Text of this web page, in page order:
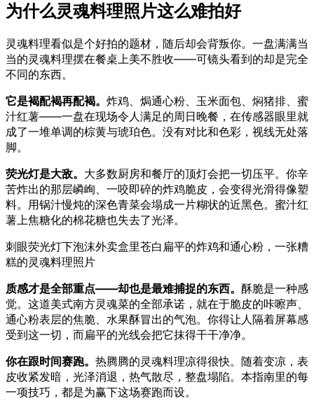
为什么灵魂料理照片这么难拍好
灵魂料理看似是个好拍的题材，随后却会背叛你。一盘满满当
当的灵魂料理摆在餐桌上美不胜收——可镜头看到的却是完全
不同的东西。
它是褐配褐再配褐。 炸鸡、焗通心粉、玉米面包、焖猪排、蜜
汁红薯——一盘在现场令人满足的周日晚餐，在传感器眼里就
成了一堆单调的棕黄与琥珀色。没有对比和色彩，视线无处落
脚。
荧光灯是大敌。 大多数厨房和餐厅的顶灯会把一切压平。你辛
苦炸出的那层嶙峋、一咬即碎的炸鸡脆皮，会变得光滑得像塑
料。用锅汁慢炖的深色青菜会塌成一片糊状的近黑色。蜜汁红
薯上焦糖化的棉花糖也失去了光泽。
刺眼荧光灯下泡沫外卖盒里苍白扁平的炸鸡和通心粉，一张糟
糕的灵魂料理照片
质感才是全部重点——却也是最难捕捉的东西。 酥脆是一种感
觉。这道美式南方灵魂菜的全部承诺，就在于脆皮的咔嚓声、
通心粉表层的焦脆、水果酥冒出的气泡。你得让人隔着屏幕感
受到这一切，而扁平的光线会把它抹得干干净净。
你在跟时间赛跑。 热腾腾的灵魂料理凉得很快。随着变凉，表
皮收紧发暗，光泽消退，热气散尽，整盘塌陷。本指南里的每
一项技巧，都是为赢下这场赛跑而设。